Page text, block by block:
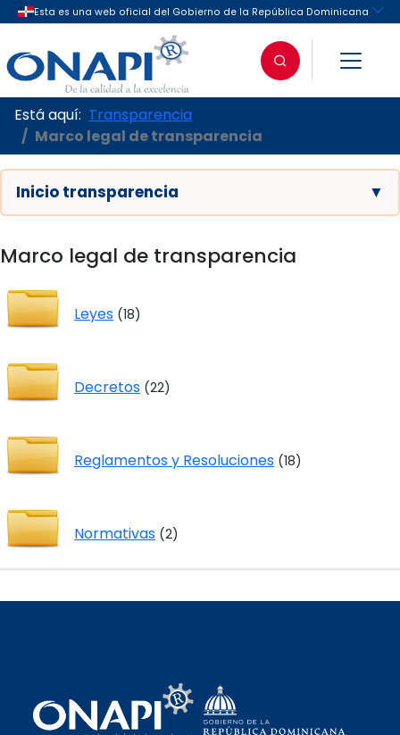
Está aquí: Transparencia
Marco legal de transparencia
Inicio transparencia ▼
Marco legal de transparencia
Leyes (18)
Decretos (22)
Reglamentos y Resoluciones (18)
Normativas (2)